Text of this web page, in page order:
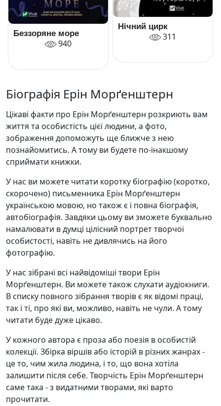
Беззоряне море
940
Нічний цирк
311
Біографія Ерін Морґенштерн
Цікаві факти про Ерін Морґенштерн розкриють вам
життя та особистість цієї людини, а фото,
зображення допоможуть ще ближче з нею
познайомитись. А тому ви будете по-інакшому
сприймати книжки.
У нас ви можете читати коротку біографію (коротко,
скорочено) письменника Ерін Морґенштерн
українською мовою, но також є і повна біографія,
автобіографія. Завдяки цьому ви зможете буквально
намалювати в думці цілісний портрет творчої
особистості, навіть не дивлячись на його
фотографію.
У нас зібрані всі найвідоміші твори Ерін
Морґенштерн. Ви можете також слухати аудіокниги.
В списку повного зібрання творів є як відомі праці,
так і ті, про які ви, можливо, навіть не чули. А тому
читати буде дуже цікаво.
У кожного автора є проза або поезія в особистій
колекції. Збірка віршів або історій в різних жанрах -
це то, чим жила людина, і то, що вона хотіла
залишити після себе. Творчість Ерін Морґенштерн
саме така - з видатними творами, які варто
прочитати.